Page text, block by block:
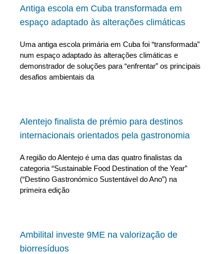
Antiga escola em Cuba transformada em
espaço adaptado às alterações climáticas
Uma antiga escola primária em Cuba foi “transformada”
num espaço adaptado às alterações climáticas e
demonstrador de soluções para “enfrentar” os principais
desafios ambientais da
Alentejo finalista de prémio para destinos
internacionais orientados pela gastronomia
A região do Alentejo é uma das quatro finalistas da
categoria “Sustainable Food Destination of the Year”
(“Destino Gastronómico Sustentável do Ano”) na
primeira edição
Ambilital investe 9ME na valorização de
biorresíduos